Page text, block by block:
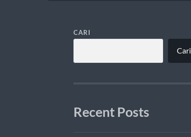
CARI
Cari
Recent Posts